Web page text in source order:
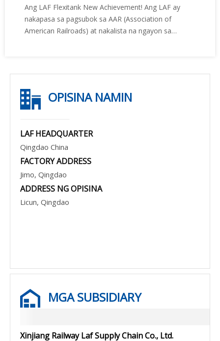
Ang LAF Flexitank New Achievement! Ang LAF ay
nakapasa sa pagsubok sa AAR (Association of
American Railroads) at nakalista na ngayon sa
OPISINA NAMIN
LAF HEADQUARTER
Qingdao China
FACTORY ADDRESS
Jimo, Qingdao
ADDRESS NG OPISINA
Licun, Qingdao
MGA SUBSIDIARY
Xinjiang Railway Laf Supply Chain Co., Ltd.